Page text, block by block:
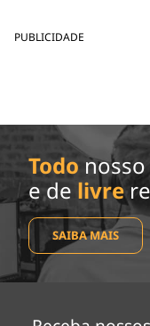
PUBLICIDADE
Todo
e de livre
SAIBA MAIS